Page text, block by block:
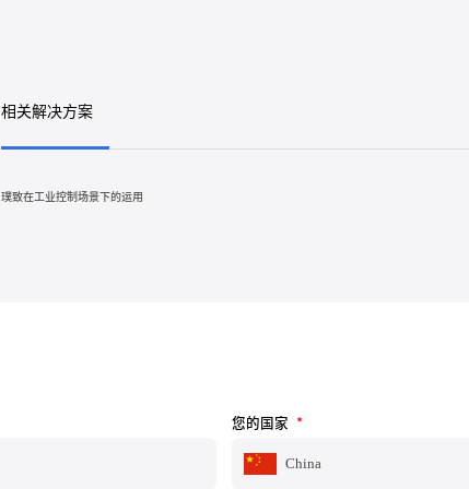
相关解决方案
璞致在工业控制场景下的运用
您的国家 *
China